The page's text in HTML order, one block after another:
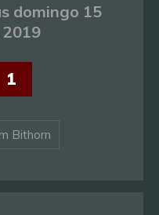
domingo 15
1
Bithorn